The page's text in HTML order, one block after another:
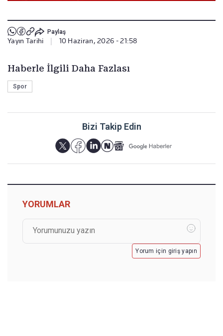
Paylaş
Yayın Tarihi | 10 Haziran, 2026 - 21:58
Haberle İlgili Daha Fazlası
Spor
Bizi Takip Edin
YORUMLAR
Yorum için giriş yapın